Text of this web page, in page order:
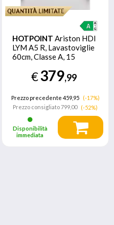
HOTPOINT Ariston HDI
LYM A5 R, Lavastoviglie
60cm, Classe A, 15
OdourProtect
€379,99
Prezzo precedente 459,95
(-17%)
Prezzo consigliato799,00 (-52%)
Disponibilità
immediata